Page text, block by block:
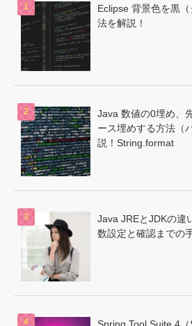
Eclipse 背景色を黒
法を解説！
Java 数値の0埋め、
ース埋めする方法（
説！String.format
Java JREとJDKの違
数設定と確認までの